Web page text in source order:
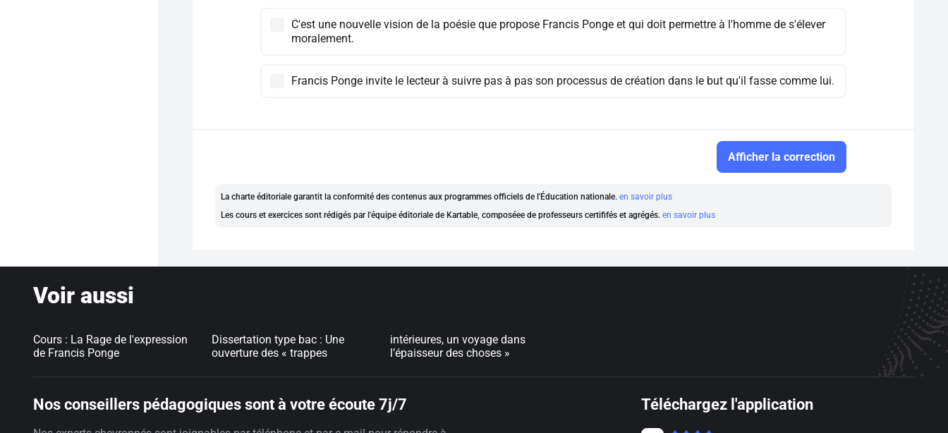
C'est une nouvelle vision de la poésie que propose Francis Ponge et qui doit permettre à l'homme de s'élever
moralement.
Francis Ponge invite le lecteur à suivre pas à pas son processus de création dans le but qu'il fasse comme lui.
Afficher la correction
La charte éditoriale garantit la conformité des contenus aux programmes officiels de l'Éducation nationale. en savoir plus
Les cours et exercices sont rédigés par l'équipe éditoriale de Kartable, composéee de professeurs certififés et agrégés. en savoir plus
Voir aussi
Cours : La Rage de l'expression
de Francis Ponge
Dissertation type bac : Une
ouverture des « trappes
intérieures, un voyage dans
l’épaisseur des choses »
Nos conseillers pédagogiques sont à votre écoute 7j/7 Téléchargez l'application